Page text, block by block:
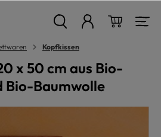
Kopfkissen
x 50 cm aus Bio-
Bio-Baumwolle